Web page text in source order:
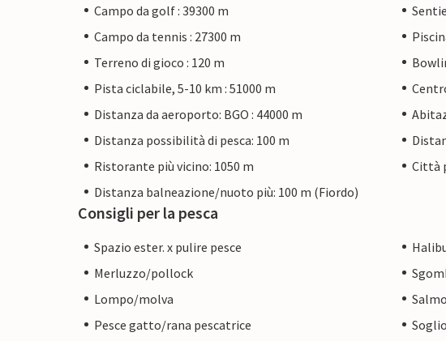
Campo da golf : 39300 m
Campo da tennis : 27300 m
Terreno di gioco : 120 m
Pista ciclabile, 5-10 km : 51000 m
Distanza da aeroporto: BGO : 44000 m
Distanza possibilità di pesca: 100 m
Ristorante più vicino: 1050 m
Città
Distanza balneazione/nuoto più: 100 m (Fiordo)
Consigli per la pesca
Spazio ester. x pulire pesce
Merluzzo/pollock
Lompo/molva
Pesce gatto/rana pescatrice